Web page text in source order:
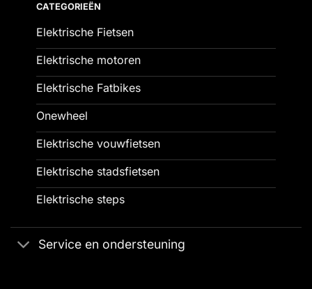
CATEGORIEËN
Elektrische Fietsen
Elektrische motoren
Elektrische Fatbikes
Onewheel
Elektrische vouwfietsen
Elektrische stadsfietsen
Elektrische steps
Service en ondersteuning